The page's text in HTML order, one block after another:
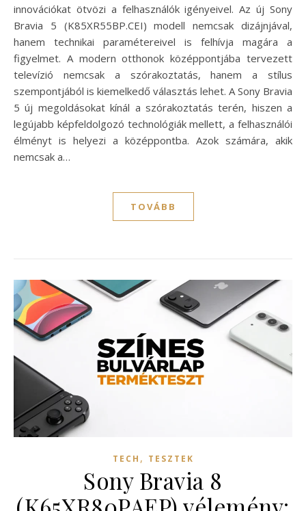
innovációkat ötvözi a felhasználók igényeivel. Az új Sony
Bravia 5 (K85XR55BP.CEI) modell nemcsak dizájnjával,
hanem technikai paramétereivel is felhívja magára a
figyelmet. A modern otthonok középpontjába tervezett
televízió nemcsak a szórakoztatás, hanem a stílus
szempontjából is kiemelkedő választás lehet. A Sony Bravia
5 új megoldásokat kínál a szórakoztatás terén, hiszen a
legújabb képfeldolgozó technológiák mellett, a felhasználói
élményt is helyezi a középpontba. Azok számára, akik
nemcsak a…
TOVÁBB
TECH , TESZTEK
Sony Bravia 8